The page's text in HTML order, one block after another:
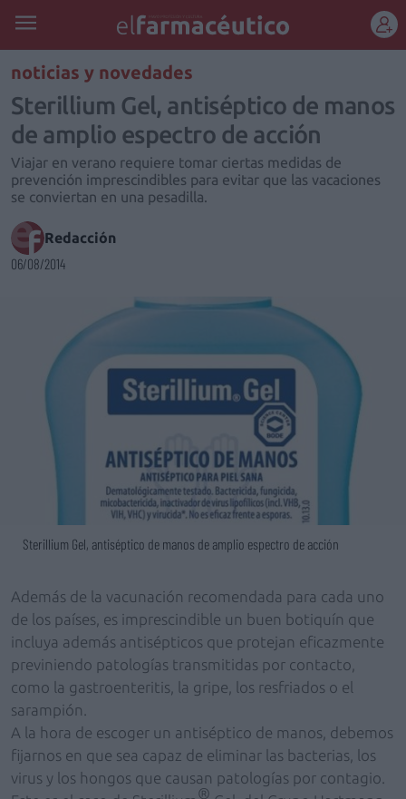
REGÍSTRATE
noticias y novedades
Sterillium Gel, antiséptico de manos
de amplio espectro de acción
Viajar en verano requiere tomar ciertas medidas de
prevención imprescindibles para evitar que las vacaciones
se conviertan en una pesadilla.
Redacción
06/08/2014
Sterillium Gel, antiséptico de manos de amplio espectro de acción
Además de la vacunación recomendada para cada uno
de los países, es imprescindible un buen botiquín que
incluya además antisépticos que protejan eficazmente
previniendo patologías transmitidas por contacto,
como la gastroenteritis, la gripe, los resfriados o el
sarampión.
A la hora de escoger un antiséptico de manos, debemos
fijarnos en que sea capaz de eliminar las bacterias, los
virus y los hongos que causan patologías por contagio.
®